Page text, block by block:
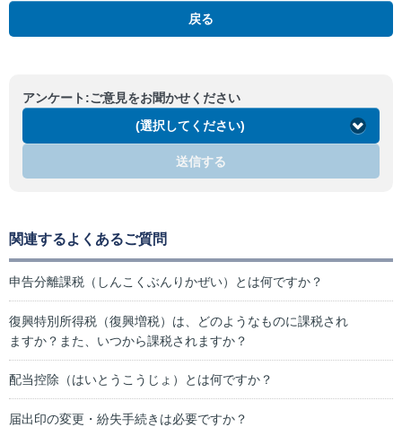
戻る
アンケート:ご意見をお聞かせください
(選択してください)
送信する
関連するよくあるご質問
申告分離課税（しんこくぶんりかぜい）とは何ですか？
復興特別所得税（復興増税）は、どのようなものに課税され
ますか？また、いつから課税されますか？
配当控除（はいとうこうじょ）とは何ですか？
届出印の変更・紛失手続きは必要ですか？